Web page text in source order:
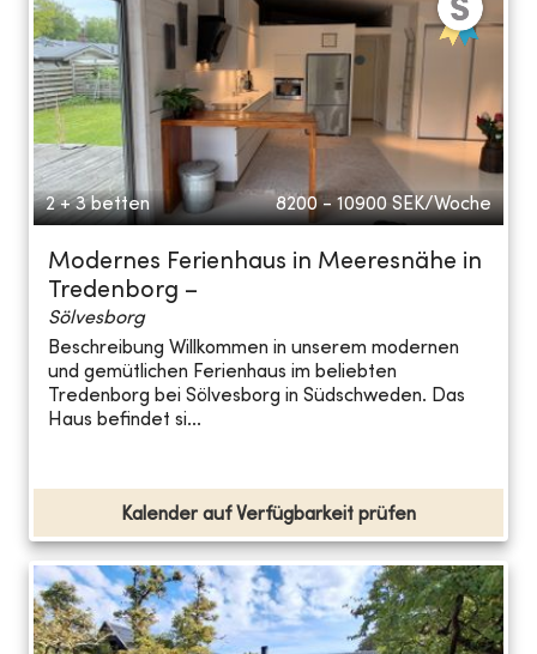
2 + 3 betten 8200 - 10900 SEK/Woche
Modernes Ferienhaus in Meeresnähe in
Tredenborg –
Sölvesborg
Beschreibung Willkommen in unserem modernen
und gemütlichen Ferienhaus im beliebten
Tredenborg bei Sölvesborg in Südschweden. Das
Haus befindet si...
Kalender auf Verfügbarkeit prüfen